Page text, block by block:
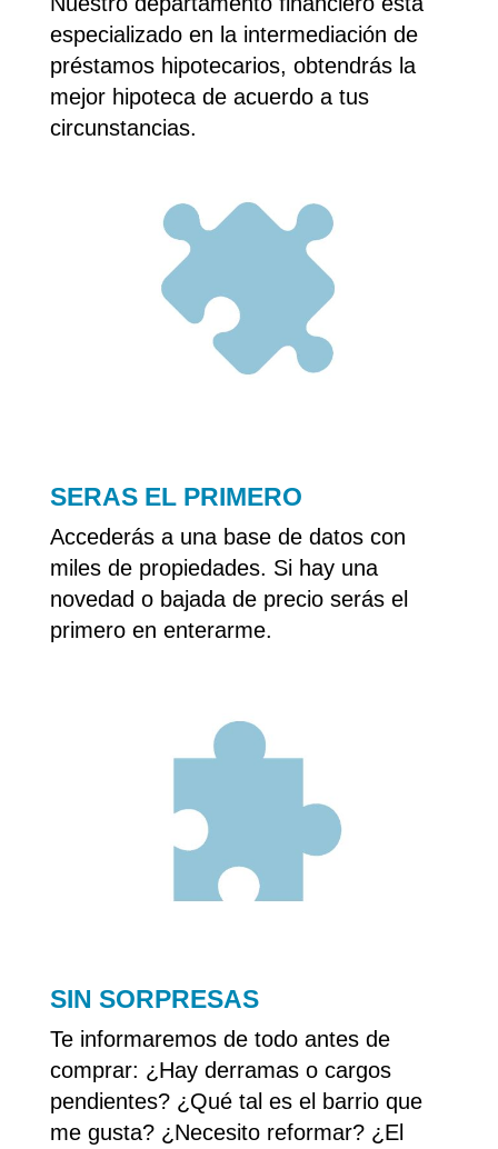
especializado en la intermediación de
préstamos hipotecarios, obtendrás la
mejor hipoteca de acuerdo a tus
circunstancias.
SERAS EL PRIMERO
Accederás a una base de datos con
miles de propiedades. Si hay una
novedad o bajada de precio serás el
primero en enterarme.
SIN SORPRESAS
Te informaremos de todo antes de
comprar: ¿Hay derramas o cargos
pendientes? ¿Qué tal es el barrio que
me gusta? ¿Necesito reformar? ¿El